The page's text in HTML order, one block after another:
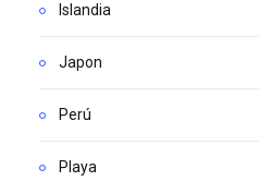
Islandia
Japon
Perú
Playa